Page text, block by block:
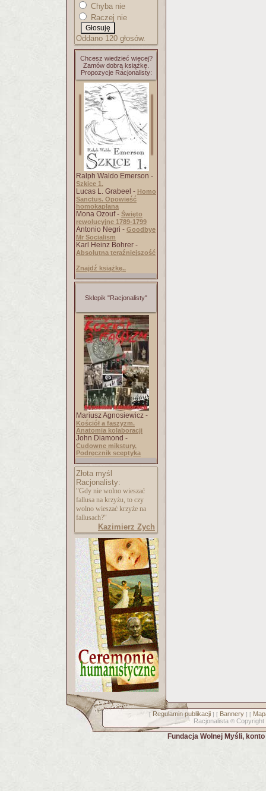
Chyba nie
Raczej nie
Oddano 120 głosów.
Chcesz wiedzieć więcej?
Zamów dobrą książkę.
Propozycje Racjonalisty:
Ralph Waldo Emerson -
Szkice 1.
Lucas L. Grabeel - Homo
Sanctus. Opowieść
homokapłana
Mona Ozouf - Święto
rewolucyjne 1789-1799
Antonio Negri - Goodbye
Mr Socialism
Karl Heinz Bohrer -
Absolutna teraźniejszość
Znajdź książkę..
Sklepik "Racjonalisty"
Mariusz Agnosiewicz -
Kościół a faszyzm.
Anatomia kolaboracji
John Diamond -
Cudowne mikstury.
Podręcznik sceptyka
Złota myśl
Racjonalisty:
"Gdy nie wolno wieszać
fallusa na krzyżu, to czy
wolno wieszać krzyże na
fallusach?"
Kazimierz Zych
[ Regulamin publikacji] [ Bannery] [
Racjonalista © Copyright
Fundacja Wolnej Myśli,